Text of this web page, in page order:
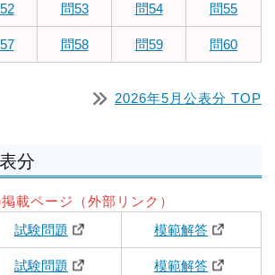
問53 問54 問55
問58 問59 問60
2026年5月公表分 TOP
分
載ページ（外部リンク）
試験問題 模範解答
試験問題 模範解答